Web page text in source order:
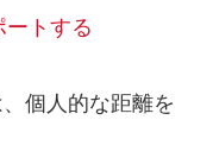
トする
個人的な距離を